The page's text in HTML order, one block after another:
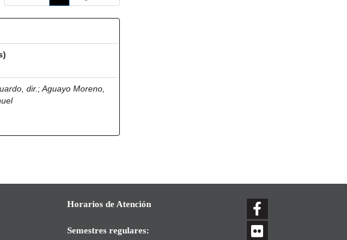
dir. ;Aguayo Moreno,
Horarios de Atención
Semestres regulares: